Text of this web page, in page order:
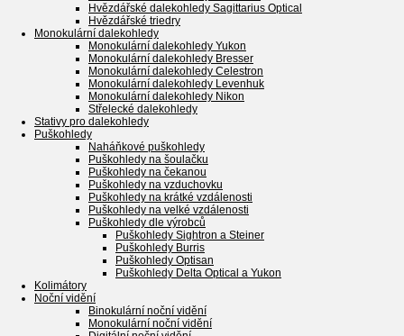
Hvězdářské dalekohledy Sagittarius Optical
Hvězdářské triedry
Monokulární dalekohledy
Monokulární dalekohledy Yukon
Monokulární dalekohledy Bresser
Monokulární dalekohledy Celestron
Monokulární dalekohledy Levenhuk
Monokulární dalekohledy Nikon
Střelecké dalekohledy
Stativy pro dalekohledy
Puškohledy
Naháňkové puškohledy
Puškohledy na šoulačku
Puškohledy na čekanou
Puškohledy na vzduchovku
Puškohledy na krátké vzdálenosti
Puškohledy na velké vzdálenosti
Puškohledy dle výrobců
Puškohledy Sightron a Steiner
Puškohledy Burris
Puškohledy Optisan
Puškohledy Delta Optical a Yukon
Kolimátory
Noční vidění
Binokulární noční vidění
Monokulární noční vidění